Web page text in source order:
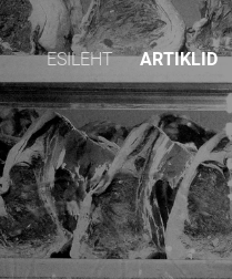
ESILEHT ARTIKLID